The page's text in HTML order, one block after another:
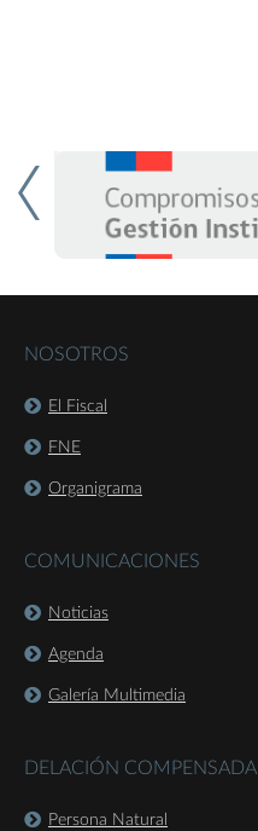
NOSOTROS
El Fiscal
FNE
Organigrama
COMUNICACIONES
Noticias
Agenda
Galería Multimedia
DELACIÓN COMPENSADA
Persona Natural